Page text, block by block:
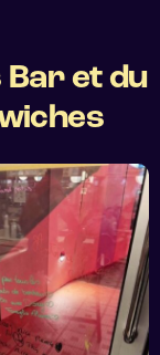
et du